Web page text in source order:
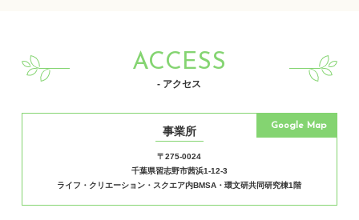
ACCESS
- アクセス
事業所
〒275-0024
千葉県習志野市茜浜1-12-3
ライフ・クリエーション・スクエア内BMSA・環文研共同研究棟1階
Google Map